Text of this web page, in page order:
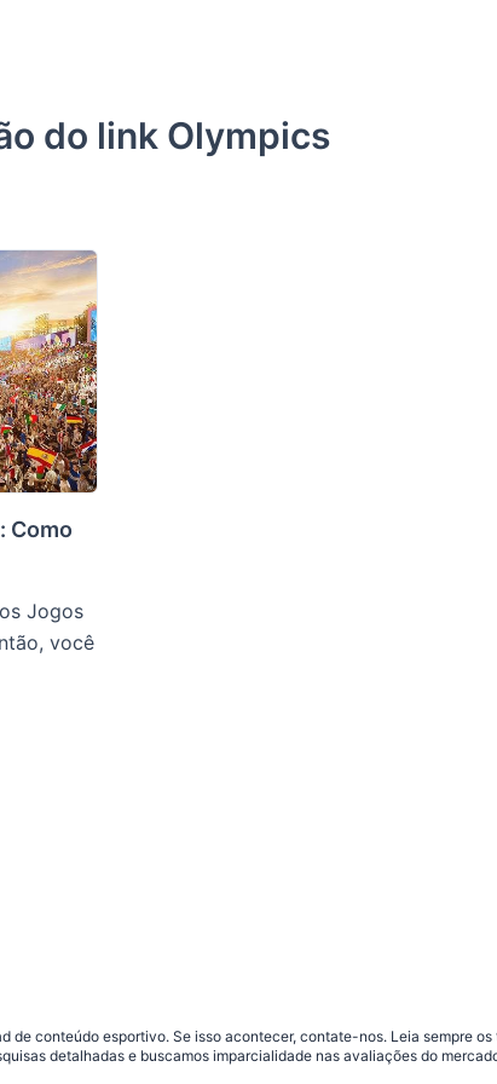
do link Olympics
Como
Jogos
você
de conteúdo esportivo. Se isso acontecer, contate-nos. Leia sempre
detalhadas e buscamos imparcialidade nas avaliações do